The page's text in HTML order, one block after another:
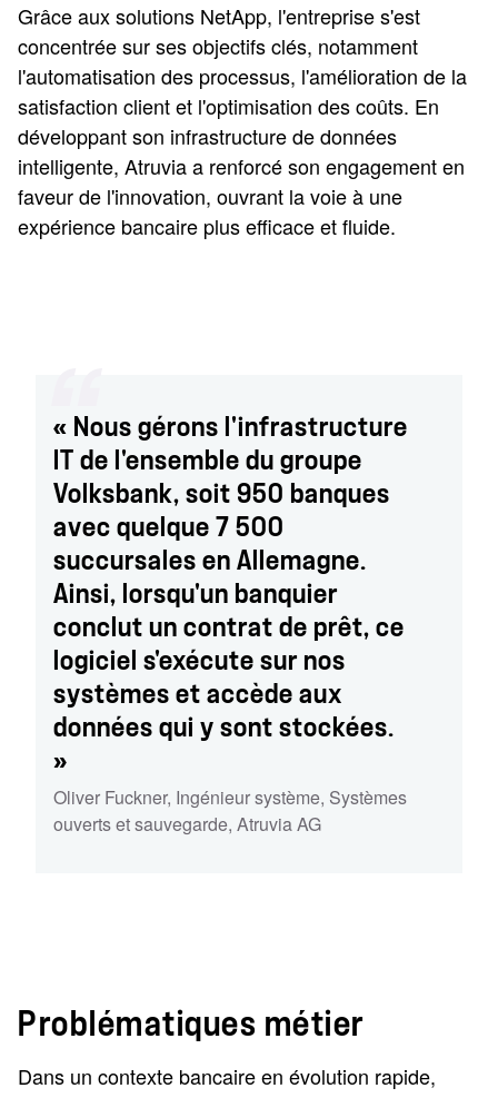
Grâce aux solutions NetApp, l'entreprise s'est
concentrée sur ses objectifs clés, notamment
l'automatisation des processus, l'amélioration de la
satisfaction client et l'optimisation des coûts. En
développant son infrastructure de données
intelligente, Atruvia a renforcé son engagement en
faveur de l'innovation, ouvrant la voie à une
expérience bancaire plus efficace et fluide.
« Nous gérons l'infrastructure
IT de l'ensemble du groupe
Volksbank, soit 950 banques
avec quelque 7 500
succursales en Allemagne.
Ainsi, lorsqu'un banquier
conclut un contrat de prêt, ce
logiciel s'exécute sur nos
systèmes et accède aux
données qui y sont stockées.
»
Oliver Fuckner, Ingénieur système, Systèmes
ouverts et sauvegarde, Atruvia AG
Problématiques métier
Dans un contexte bancaire en évolution rapide,